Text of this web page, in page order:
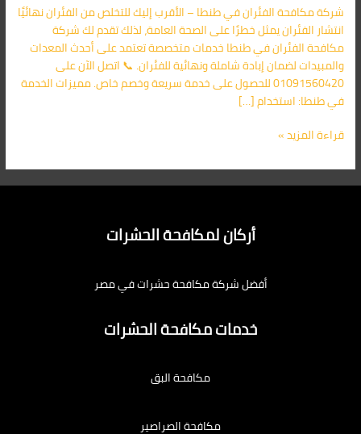
شركة مكافحة الفئران في طنطا – الأقرب إليك للتخلص من الفئران نهائيًا
انتشار الفئران يمثل خطرًا على الصحة العامة، لذلك تقدم لك شركة
مكافحة الفئران في طنطا خدمات متخصصة تعتمد على أحدث المعدات
والمبيدات لضمان إبادة شاملة ونهائية للفئران. 📞 اتصل الآن على
01091560420 للحصول على خدمة سريعة وخصم خاص. مميزات الخدمة
في طنطا: استخدام […]
قراءة المزيد »
أركان لمكافحة الحشرات
أفضل شركة مكافحة حشرات في مصر
خدمات مكافحة الحشرات
مكافحة البق
مكافحة الصراصير